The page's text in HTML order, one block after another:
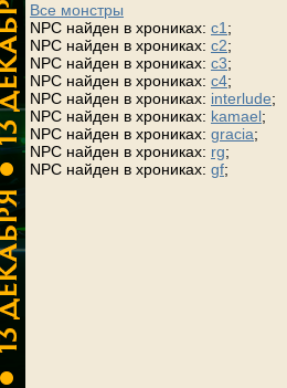
Все монстры
NPC найден в хрониках: c1 ;
NPC найден в хрониках: c2;
NPC найден в хрониках: c3;
NPC найден в хрониках: c4;
NPC найден в хрониках: interlude;
NPC найден в хрониках: kamael;
NPC найден в хрониках: gracia;
NPC найден в хрониках: rg;
NPC найден в хрониках: gf;